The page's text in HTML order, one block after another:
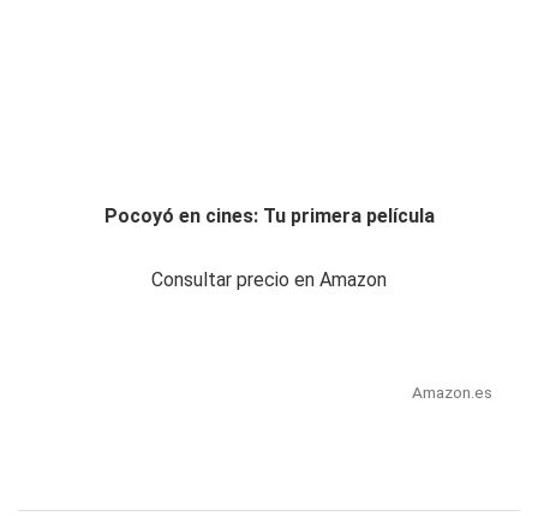
Pocoyó en cines: Tu primera película
Consultar precio en Amazon
Amazon.es